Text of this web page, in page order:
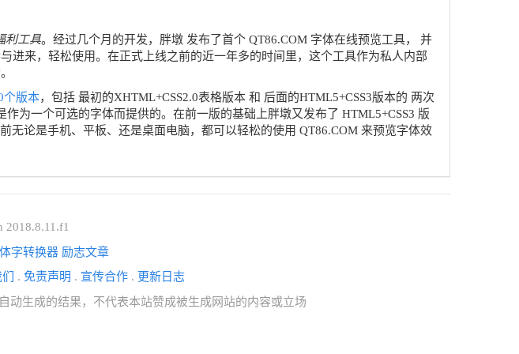
利工具。经过几个月的开发，胖墩 发布了首个 QT86.COM 字体在线预览工具， 并
进来，轻松使用。在正式上线之前的近一年多的时间里，这个工具作为私人内部
个版本，包括 最初的XHTML+CSS2.0表格版本 和 后面的HTML5+CSS3版本的 两次
为一个可选的字体而提供的。在前一版的基础上胖墩又发布了 HTML5+CSS3 版
论是手机、平板、还是桌面电脑，都可以轻松的使用 QT86.COM 来预览字体效
2018.8.11.f1
字转换器 励志文章
. 免责声明 . 宣传合作. 更新日志
动生成的结果，不代表本站赞成被生成网站的内容或立场